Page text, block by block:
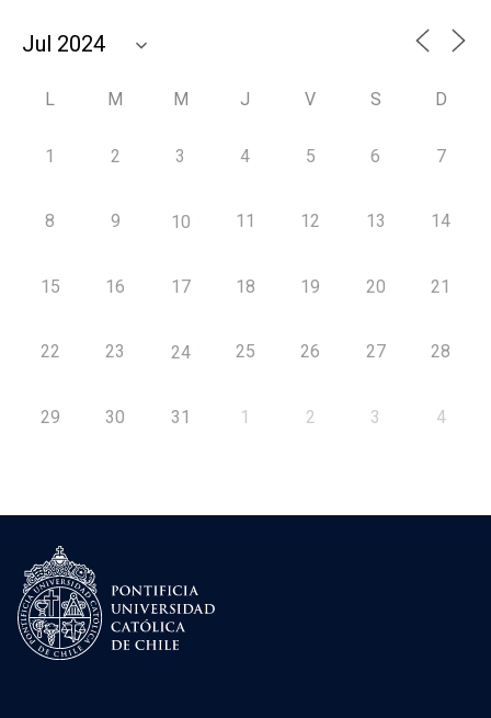
L M M J V S D
1 2 3 4 5 6 7
8 9 10 11 12 13 14
15 16 17 18 19 20 21
22 23 24 25 26 27 28
29 30 31 1 2 3 4